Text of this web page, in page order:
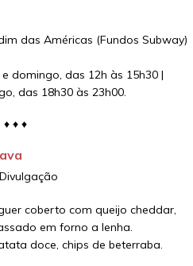
das Américas (Fundos Subway)
domingo, das 12h às 15h30 |
das 18h30 às 23h00.
♦ ♦ ♦
coberto com queijo cheddar,
em forno a lenha.
doce, chips de beterraba.